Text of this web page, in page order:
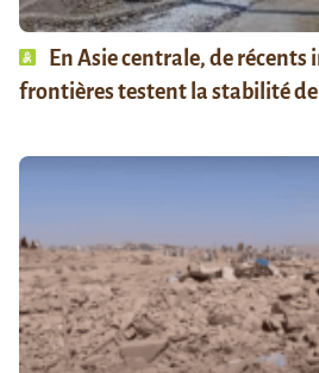
En Asie centrale, de
frontières testent la stabilité